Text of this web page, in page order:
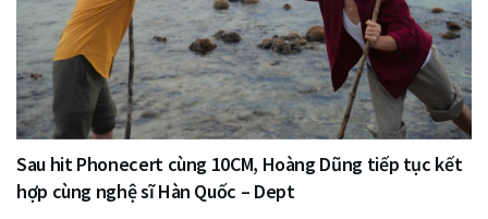
Sau hit Phonecert cùng 10CM, Hoàng Dũng tiếp tục kết
hợp cùng nghệ sĩ Hàn Quốc – Dept